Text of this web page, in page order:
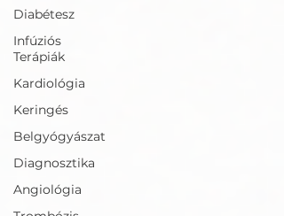
Diabétesz
Infúziós
Terápiák
Kardiológia
Keringés
Belgyógyászat
Diagnosztika
Angiológia